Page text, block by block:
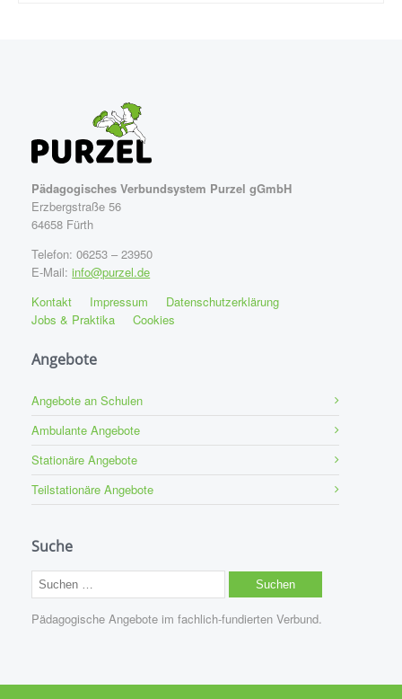
Pädagogisches Verbundsystem Purzel gGmbH
Erzbergstraße 56
64658 Fürth
Telefon: 06253 – 23950
E-Mail:info@purzel.de
Kontakt
Impressum
Datenschutzerklärung
Jobs & Praktika
Cookies
Angebote
Angebote an Schulen
Ambulante Angebote
Stationäre Angebote
Teilstationäre Angebote
Suche
Suchen
nach:
Pädagogische Angebote im fachlich-fundierten Verbund.